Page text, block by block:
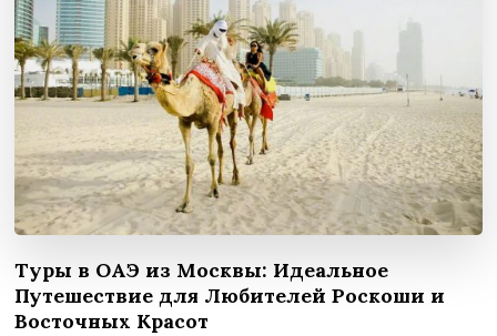
Туры в ОАЭ из Москвы: Идеальное
Путешествие для Любителей Роскоши и
Восточных Красот